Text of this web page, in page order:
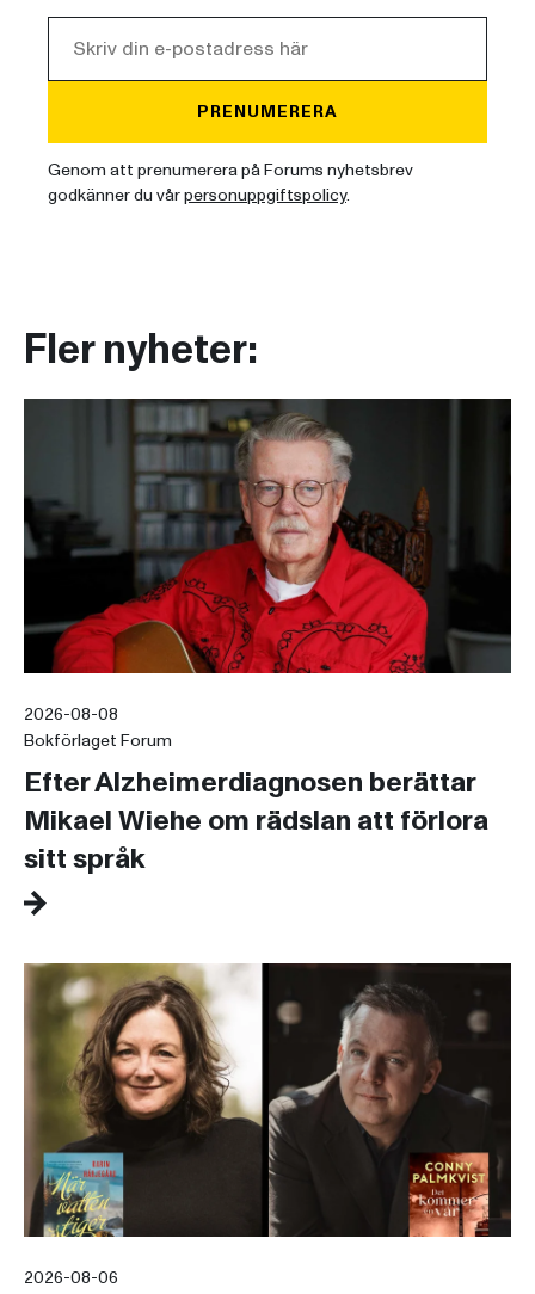
PRENUMERERA
Genom att prenumerera på Forums nyhetsbrev
godkänner du vårpersonuppgiftspolicy.
Fler nyheter:
2026-08-08
Bokförlaget Forum
Efter Alzheimerdiagnosen berättar
Mikael Wiehe om rädslan att förlora
sitt språk
2026-08-06